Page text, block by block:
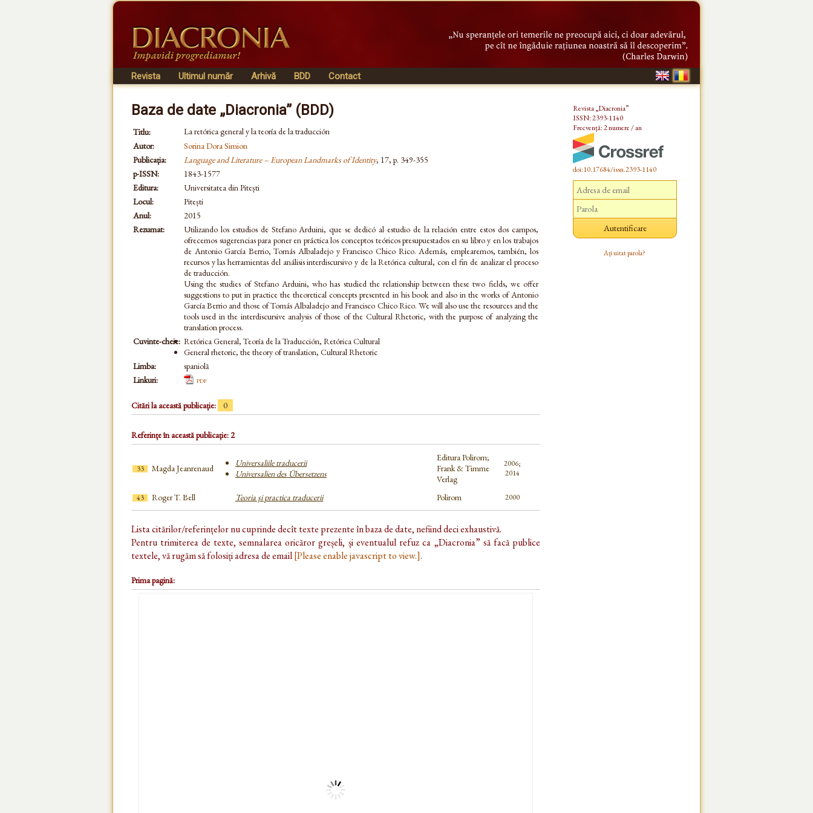
Revista Ultimul număr Arhivă BDD Contact
Baza de date „Diacronia” (BDD)
Titlu:
La retórica general y la teoría de la traducción
Autor:
Sorina Dora Simion
Publicația:
Language and Literature – European Landmarks of Identity, 17, p. 349-355
p-ISSN:
1843-1577
Editura:
Universitatea din Pitești
Locul:
Pitești
Anul:
2015
Rezumat:
Utilizando los estudios de Stefano Arduini, que se dedicó al estudio de la relación entre estos dos campos,
ofrecemos sugerencias para poner en práctica los conceptos teóricos presupuestados en su libro y en los trabajos
de Antonio García Berrio, Tomás Albaladejo y Francisco Chico Rico. Además, emplearemos, también, los
recursos y las herramientas del análisis interdiscursivo y de la Retórica cultural, con el fin de analizar el proceso
de traducción.
Using the studies of Stefano Arduini, who has studied the relationship between these two fields, we offer
suggestions to put in practice the theoretical concepts presented in his book and also in the works of Antonio
García Berrio and those of Tomás Albaladejo and Francisco Chico Rico. We will also use the resources and the
tools used in the interdiscursive analysis of those of the Cultural Rhetoric, with the purpose of analyzing the
translation process.
Cuvinte-cheie: Retórica General, Teoría de la Traducción, Retórica Cultural
General rhetoric, the theory of translation, Cultural Rhetoric
Limba:
spaniolă
Linkuri:
pdf
Citări la această publicație: 0
Referințe în această publicație: 2
33 Magda Jeanrenaud
Universaliile traducerii
Universalien des Übersetzens
Editura Polirom;
Frank & Timme
Verlag
2006;
2014
43 Roger T. Bell Teoria şi practica traducerii Polirom 2000
Lista citărilor/referințelor nu cuprinde decît texte prezente în baza de date, nefiind deci exhaustivă.
Pentru trimiterea de texte, semnalarea oricăror greșeli, și eventualul refuz ca „Diacronia” să facă publice
textele, vă rugăm să folosiți adresa de email[Please enable javascript to view.].
Prima pagină:
Revista „Diacronia”
ISSN: 2393-1140
Frecvență: 2 numere / an
doi:10.17684/issn.2393-1140
Ați uitat parola?